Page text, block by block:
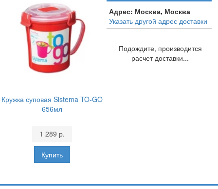
Кружка суповая Sistema TO-GO
656мл
1 289 р.
Адрес: Москва, Москва
Указать другой адрес доставки
Подождите, производится
расчет доставки...